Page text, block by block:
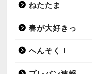
ねたたま
春が大好きっ
へんそく！